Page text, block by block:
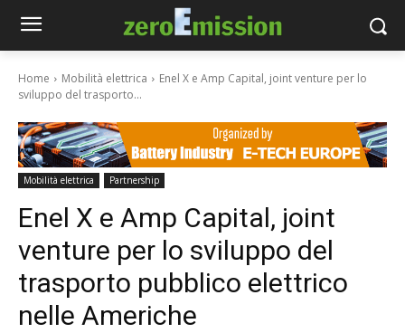
Home Mobilità elettrica
Enel X e Amp Capital, joint venture per lo
sviluppo del trasporto...
Mobilità elettrica Partnership
Enel X e Amp Capital, joint
venture per lo sviluppo del
trasporto pubblico elettrico
nelle Americhe